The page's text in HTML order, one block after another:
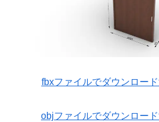
fbxファイルでダウンロー
objファイルでダウンロー